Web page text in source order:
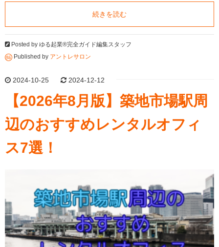
続きを読む
Posted by ゆる起業®完全ガイド編集スタッフ
Published by アントレサロン
2024-10-25 2024-12-12
【2026年8月版】築地市場駅周
辺のおすすめレンタルオフィ
ス7選！